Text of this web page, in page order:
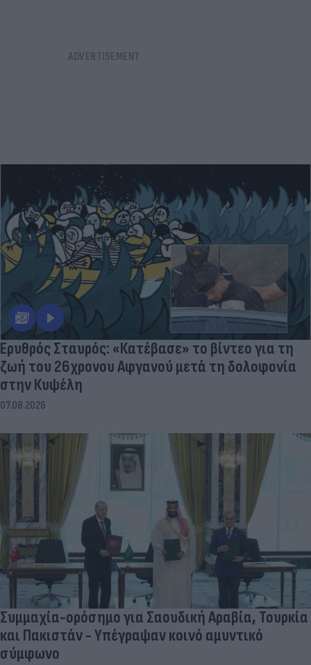
Ερυθρός Σταυρός: «Κατέβασε» το βίντεο για τη
ζωή του 26χρονου Αφγανού μετά τη δολοφονία
στην Κυψέλη
07.08.2026
Συμμαχία-ορόσημο για Σαουδική Αραβία, Τουρκία
και Πακιστάν - Υπέγραψαν κοινό αμυντικό
σύμφωνο